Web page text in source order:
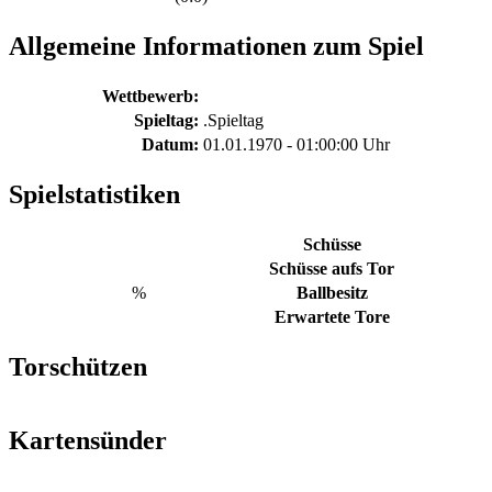
Allgemeine Informationen zum Spiel
Wettbewerb:
Spieltag: .Spieltag
Datum: 01.01.1970 - 01:00:00 Uhr
Spielstatistiken
Schüsse
Schüsse aufs Tor
%
Ballbesitz
Erwartete Tore
Torschützen
Kartensünder